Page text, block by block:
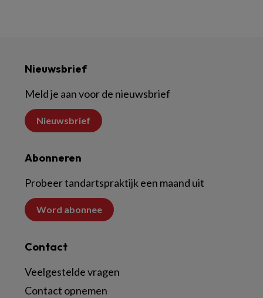
Nieuwsbrief
Meld je aan voor de nieuwsbrief
Nieuwsbrief
Abonneren
Probeer tandartspraktijk een maand uit
Word abonnee
Contact
Veelgestelde vragen
Contact opnemen